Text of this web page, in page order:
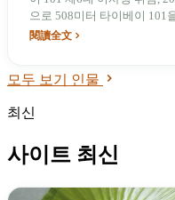
으로 508미터 타이베이 101
하게 한 것까지—자옌제가
큰 동원으로 응답한다.
閱讀全文
모두 보기 인물
최신
사이트 최신